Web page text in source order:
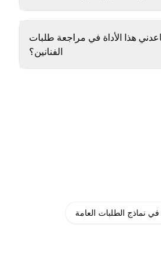
هذا الأداة في مراجعة طلبات
الفنانين؟
في نماذج الطلبات العامة